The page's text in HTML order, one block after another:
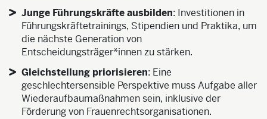
Junge Führungskräfte ausbilden: Investitionen in
Führungskräftetrainings, Stipendien und Praktika, um
die nächste Generation von
Entscheidungsträger*innen zu stärken.
Gleichstellung priorisieren: Eine
geschlechtersensible Perspektive muss Aufgabe aller
Wiederaufbaumaßnahmen sein, inklusive der
Förderung von Frauenrechtsorganisationen.